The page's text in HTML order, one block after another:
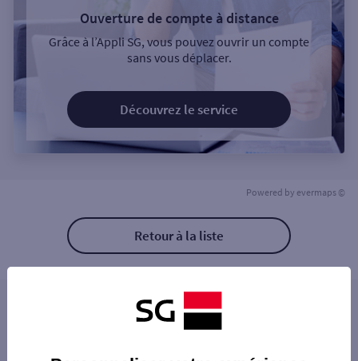
Ouverture de compte à distance
Grâce à l’Appli SG, vous pouvez ouvrir un compte
sans vous déplacer.
Découvrez le service
Powered by evermaps ©
Retour à la liste
Les distributeurs/automates à proximité
PONTARLIER 5 PL ROGER SALENGRO